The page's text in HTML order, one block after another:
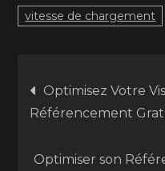
vitesse de chargement
de
Optimisez Votre
Référencement
Optimiser son